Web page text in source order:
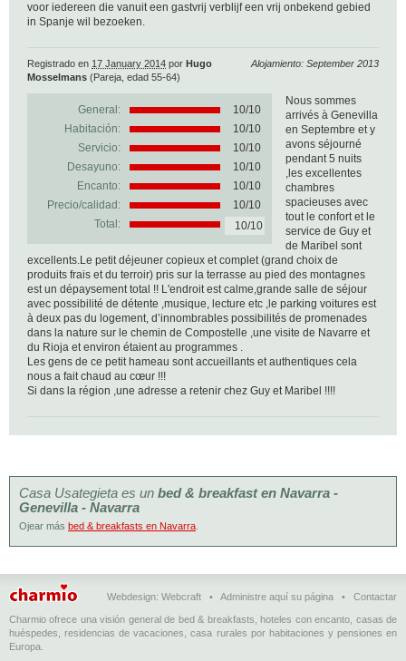
voor iedereen die vanuit een gastvrij verblijf een vrij onbekend gebied
in Spanje wil bezoeken.
Alojamiento: September 2013
Registrado en 17 January 2014 por Hugo
Mosselmans (Pareja, edad 55-64)
General: 10/10
Habitación:
10/10
Servicio:
10/10
Desayuno:
10/10
Encanto:
10/10
Precio/calidad:
10/10
Total:
10/10
Nous sommes
arrivés à Genevilla
en Septembre et y
avons séjourné
pendant 5 nuits
,les excellentes
chambres
spacieuses avec
tout le confort et le
service de Guy et
de Maribel sont
excellents.Le petit déjeuner copieux et complet (grand choix de
produits frais et du terroir) pris sur la terrasse au pied des montagnes
est un dépaysement total !! L'endroit est calme,grande salle de séjour
avec possibilité de détente ,musique, lecture etc ,le parking voitures est
à deux pas du logement, d’innombrables possibilités de promenades
dans la nature sur le chemin de Compostelle ,une visite de Navarre et
du Rioja et environ étaient au programmes .
Les gens de ce petit hameau sont accueillants et authentiques cela
nous a fait chaud au cœur !!!
Si dans la région ,une adresse a retenir chez Guy et Maribel !!!!
Casa Usategieta es un bed & breakfast en Navarra -
Genevilla - Navarra
Ojear más bed & breakfasts en Navarra
Webdesign: Webcraft • Administre aquí su página • Contactar
Charmio ofrece una visión general de bed & breakfasts, hoteles con encanto, casas de
huéspedes, residencias de vacaciones, casa rurales por habitaciones y pensiones en
Europa.